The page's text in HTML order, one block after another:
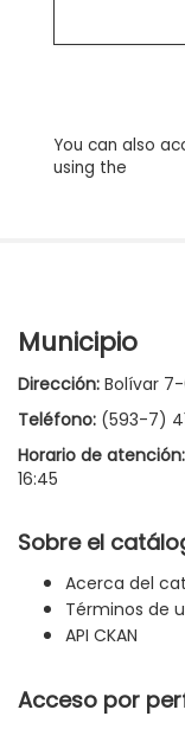
You can also
using the
Municipio
Dirección: Bolívar
Teléfono: (593-7)
Horario de atención:
16:45
Sobre el
Acerca del
Términos de
API CKAN
Acceso por